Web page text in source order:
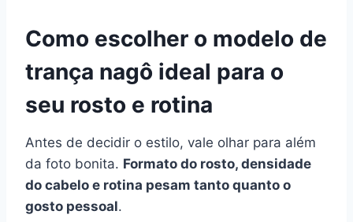
Como escolher o modelo de
trança nagô ideal para o
seu rosto e rotina
Antes de decidir o estilo, vale olhar para além
da foto bonita. Formato do rosto, densidade
do cabelo e rotina pesam tanto quanto o
gosto pessoal.